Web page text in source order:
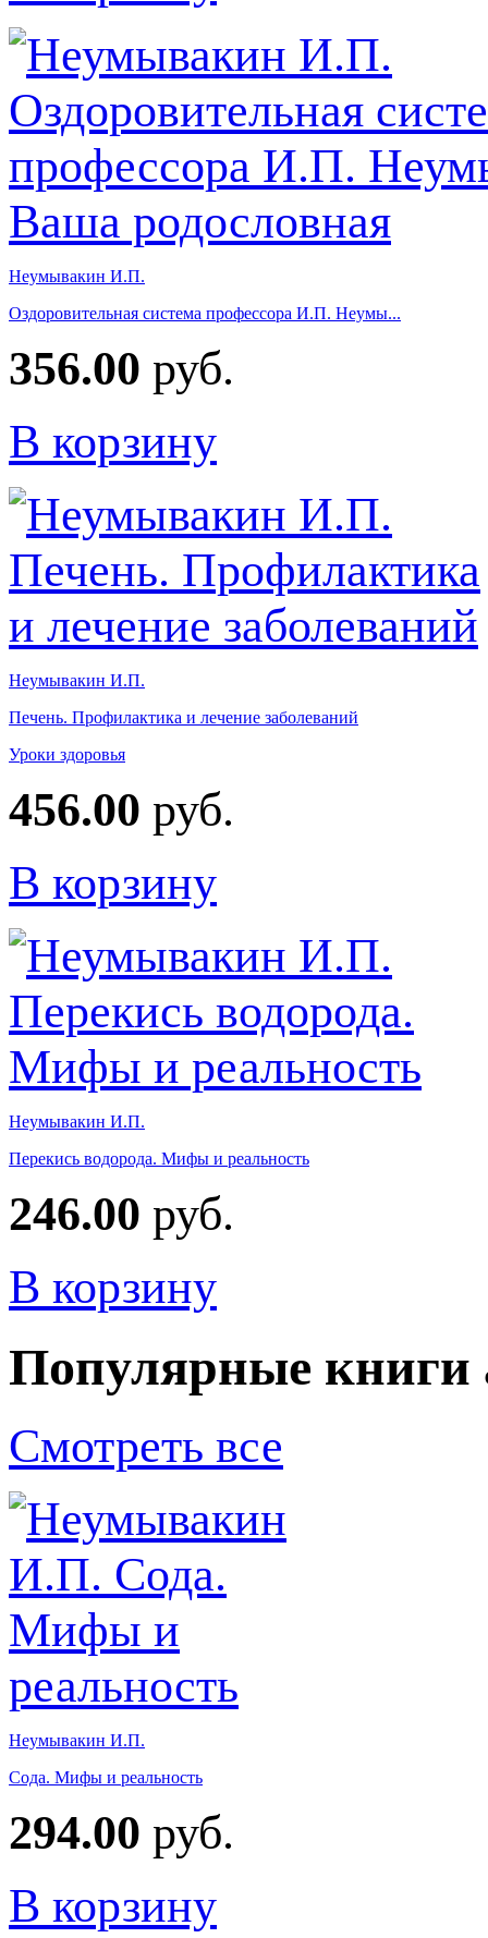
Неумывакин И.П.
Оздоровительная система профессора И.П. Неумы...
356.00 руб.
В корзину
Неумывакин И.П.
Печень. Профилактика и лечение заболеваний
Уроки здоровья
456.00 руб.
В корзину
Неумывакин И.П.
Перекись водорода. Мифы и реальность
246.00 руб.
В корзину
Популярные книги
Смотреть все
Неумывакин И.П.
Сода. Мифы и реальность
294.00 руб.
В корзину